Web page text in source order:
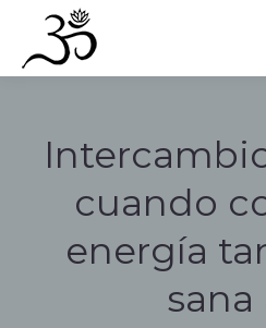
cuando
energía
sana